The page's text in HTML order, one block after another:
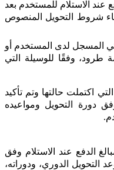
عند الاستلام للمستخدم بعد
شروط التحويل المنصوص
المسجل لدى المستخدم أو
طرود، وفقًا للوسيلة التي
اكتملت حالتها وتم تأكيد
دورة التحويل ومواعيده
الدفع عند الاستلام وفق
التحويل الدوري، ودوراته،